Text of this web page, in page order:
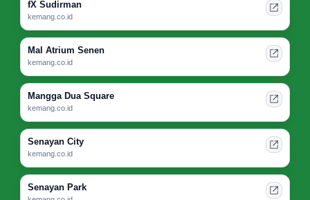
fX Sudirman
kemang.co.id
Mal Atrium Senen
kemang.co.id
Mangga Dua Square
kemang.co.id
Senayan City
kemang.co.id
Senayan Park